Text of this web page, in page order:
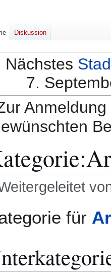
Nächstes
7.
:
für
Diskussion